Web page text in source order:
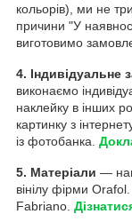
кольорів), ми не
причини "У
виготовимо
4. Індивідуальне
виконаємо
наклейку в інших
картинку з
із фотобанка.
5. Матеріали —
вінілу фірми
Fabriano.